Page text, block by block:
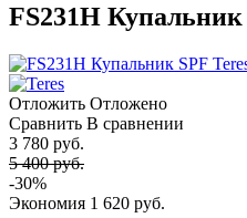
FS231H Купальник
Отложить Отложено
Сравнить В сравнении
3 780 руб.
5 400 руб.
-30%
Экономия 1 620 руб.